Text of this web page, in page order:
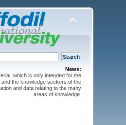
News:
which is only intended for the
the knowledge seekers of the
and data relating to the many
areas of knowledge.